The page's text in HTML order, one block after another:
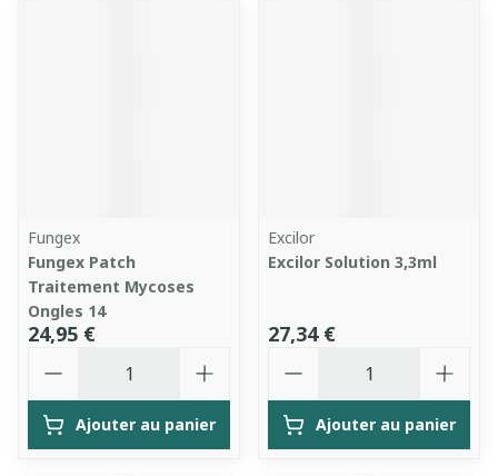
Fungex
Fungex Patch
Traitement Mycoses
Ongles 14
24,95 €
Ajouter au panier
Excilor
Excilor Solution 3,3ml
27,34 €
Ajouter au panier